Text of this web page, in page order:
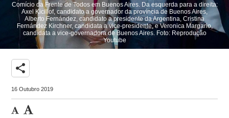
Comício da Frente de Todos em Buenos Aires. Da esquerda para a direita:
Axel Kicillof, candidato a governador da província de Buenos Aires,
Alberto Fernández, candidato a presidente da Argentina, Cristina
Fernández Kirchner, candidata a vice-presidente, e Veronica Margario,
candidata a vice-governadora de Buenos Aires. Foto: Reprodução
Youtube
share
16 Outubro 2019